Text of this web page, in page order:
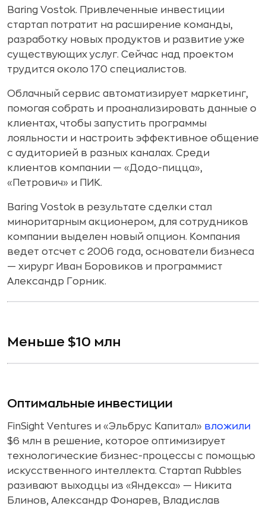
Baring Vostok. Привлеченные инвестиции
стартап потратит на расширение команды,
разработку новых продуктов и развитие уже
существующих услуг. Сейчас над проектом
трудится около 170 специалистов.
Облачный сервис автоматизирует маркетинг,
помогая собрать и проанализировать данные о
клиентах, чтобы запустить программы
лояльности и настроить эффективное общение
с аудиторией в разных каналах. Среди
клиентов компании — «Додо-пицца»,
«Петрович» и ПИК.
Baring Vostok в результате сделки стал
миноритарным акционером, для сотрудников
компании выделен новый опцион. Компания
ведет отсчет с 2006 года, основатели бизнеса
— хирург Иван Боровиков и программист
Александр Горник.
Меньше $10 млн
Оптимальные инвестиции
FinSight Ventures и «Эльбрус Капитал» вложили
$6 млн в решение, которое оптимизирует
технологические бизнес-процессы с помощью
искусственного интеллекта. Стартап Rubbles
разивают выходцы из «Яндекса» — Никита
Блинов, Александр Фонарев, Владислав